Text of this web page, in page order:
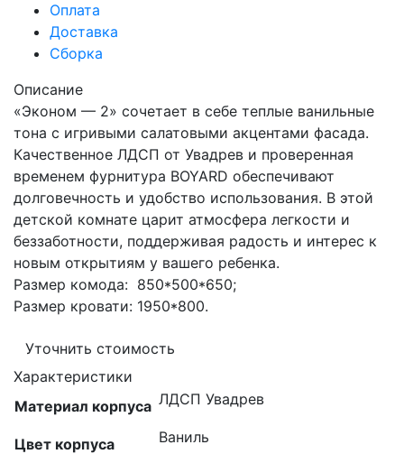
Оплата
Доставка
Сборка
Описание
«Эконом — 2» сочетает в себе теплые ванильные
тона с игривыми салатовыми акцентами фасада.
Качественное ЛДСП от Увадрев и проверенная
временем фурнитура BOYARD обеспечивают
долговечность и удобство использования. В этой
детской комнате царит атмосфера легкости и
беззаботности, поддерживая радость и интерес к
новым открытиям у вашего ребенка.
Размер комода: 850*500*650;
Размер кровати: 1950*800.
Уточнить стоимость
Характеристики
Материал корпуса ЛДСП Увадрев
Цвет корпуса Ваниль